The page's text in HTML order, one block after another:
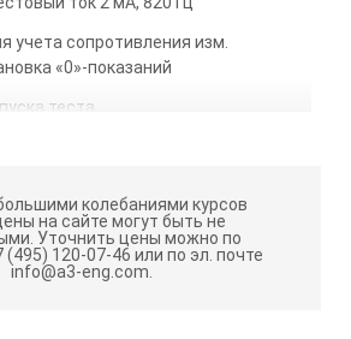
учета сопротивления изм.
«0»-показаний
теста
для транспортировки прибора и
гнёзд и измерительных
надёжность
колебаниями курсов
на сайте могут быть не
Уточнить цены можно по
(495) 120-07-46 или по эл. почте
info@a3-eng.com.